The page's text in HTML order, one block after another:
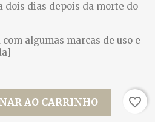
dois dias depois da morte do
algumas marcas de uso e
AO CARRINHO favorite_border